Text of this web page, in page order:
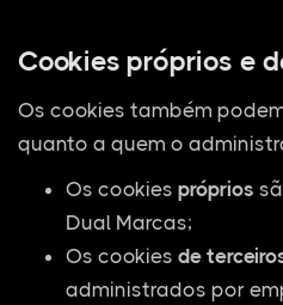
Cookies próprios e
Os cookies também
quanto a quem o
Os cookies próprios
Dual Marcas;
Os cookies de
administrados por